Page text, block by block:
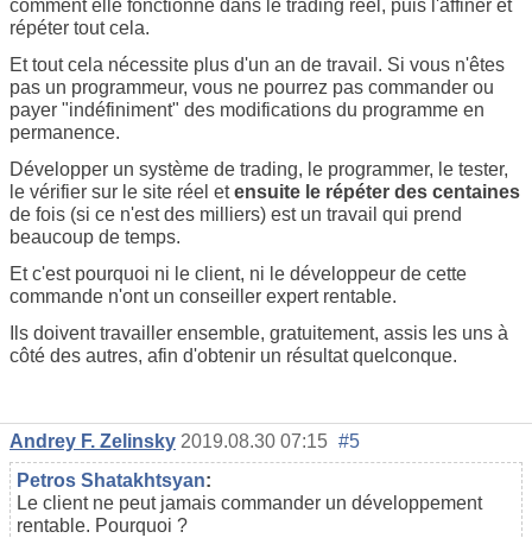
comment elle fonctionne dans le trading réel, puis l'affiner et
répéter tout cela.
Et tout cela nécessite plus d'un an de travail. Si vous n'êtes
pas un programmeur, vous ne pourrez pas commander ou
payer "indéfiniment" des modifications du programme en
permanence.
Développer un système de trading, le programmer, le tester,
le vérifier sur le site réel etensuite le répéter des centaines
de fois (si ce n'est des milliers) est un travail qui prend
beaucoup de temps.
Et c'est pourquoi ni le client, ni le développeur de cette
commande n'ont un conseiller expert rentable.
Ils doivent travailler ensemble, gratuitement, assis les uns à
côté des autres, afin d'obtenir un résultat quelconque.
Andrey F. Zelinsky 2019.08.30 07:15 #5
Petros Shatakhtsyan:
Le client ne peut jamais commander un développement
rentable. Pourquoi ?